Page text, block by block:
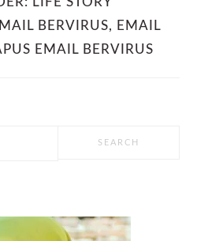
BERVIRUS, EMAIL
EMAIL BERVIRUS